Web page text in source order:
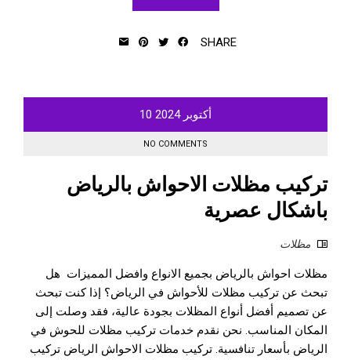
SHARE
أكتوبر 10 2024
NO COMMENTS
تركيب مظلات الاحواش بالرياض
باشكال عصرية
مظلات
مظلات احواش بالرياض بجميع الانواع وافضل المميزات هل
تبحث عن تركيب مظلات للأحواش في الرياض؟ إذا كنت تبحث
عن تصميم أفضل أنواع المظلات بجودة عالية، فقد وصلت إلى
المكان المناسب. نحن نقدم خدمات تركيب مظلات للحوش في
الرياض بأسعار تنافسية. تركيب مظلات الاحواش الرياض تركيب